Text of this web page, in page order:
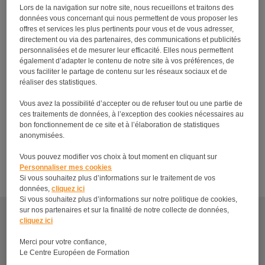
inscriptions se font tout au long de l’année.
Les formations, disponibles aux formats
numériques et papier, vous permettent d’étudier de
manière ludique, interactive, et surtout quand vous
voulez et où vous voulez. Elles s’adaptent à votre
rythme, en fonction de vos contraintes
Les plus du CEF ? Un espace élève en ligne
accessible tout le temps, des professeurs qualifiés
et un coach personnel pour vous accompagner et
Site :https://www.centre-europeen-
formation.fr/formations/metiers-animaliers/
Découvrez tous les métiers et formations en relation
avec les formations en soins animaliers.
À propos
Lors de la navigation sur notre site, nous recueillons et traitons des
données vous concernant qui nous permettent de vous proposer les
offres et services les plus pertinents pour vous et de vous adresser,
directement ou via des partenaires, des communications et publicités
personnalisées et de mesurer leur efficacité. Elles nous permettent
également d’adapter le contenu de notre site à vos préférences, de
vous faciliter le partage de contenu sur les réseaux sociaux et de
réaliser des statistiques.
Vous avez la possibilité d’accepter ou de refuser tout ou une partie de
ces traitements de données, à l’exception des cookies nécessaires au
bon fonctionnement de ce site et à l’élaboration de statistiques
anonymisées.
Vous pouvez modifier vos choix à tout moment en cliquant sur
Personnaliser mes cookies
Si vous souhaitez plus d’informations sur le traitement de vos
données,cliquez ici
Si vous souhaitez plus d’informations sur notre politique de cookies,
sur nos partenaires et sur la finalité de notre collecte de données,
cliquez ici
Merci pour votre confiance,
Le Centre Européen de Formation